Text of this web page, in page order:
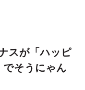
スが「ハッピ
でそうにゃん